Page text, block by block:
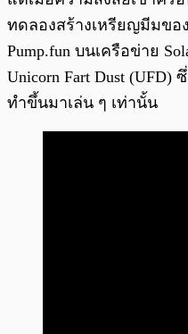
ทดลองสร้างเหรียญมีมขอ
Pump.fun บนเครือข่าย
Unicorn Fart Dust (UFD)
ทำขึ้นมาเล่น ๆ เท่านั้น